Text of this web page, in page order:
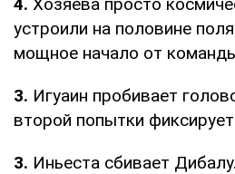
устроили на половине
мощное начало от
3. Игуаин пробивает
второй попытки
3. Иньеста сбивает